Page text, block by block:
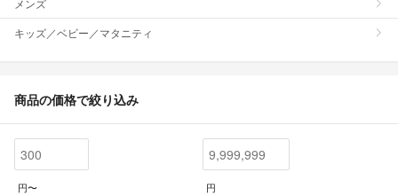
メンズ
キッズ／ベビー／マタニティ
商品の価格で絞り込み
円〜 円